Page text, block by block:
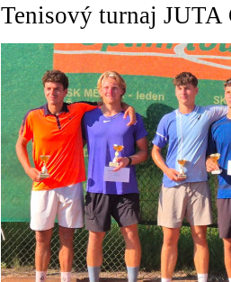
Tenisový turnaj JUTA